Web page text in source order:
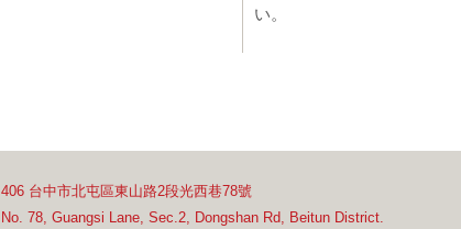
い。
406 台中市北屯區東山路2段光西巷78號
No. 78, Guangsi Lane, Sec.2, Dongshan Rd, Beitun District.